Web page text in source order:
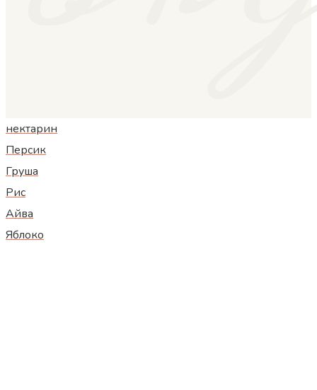
нектарин
Персик
Груша
Рис
Айва
Яблоко